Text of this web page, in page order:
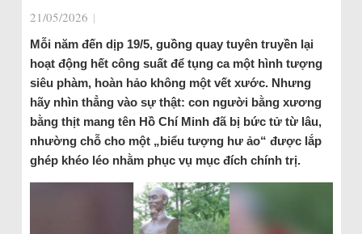
21/05/2026 |
Mỗi năm đến dịp 19/5, guồng quay tuyên truyền lại
hoạt động hết công suất để tụng ca một hình tượng
siêu phàm, hoàn hảo không một vết xước. Nhưng
hãy nhìn thẳng vào sự thật: con người bằng xương
bằng thịt mang tên Hồ Chí Minh đã bị bức tử từ lâu,
nhường chỗ cho một „biểu tượng hư ảo“ được lắp
ghép khéo léo nhằm phục vụ mục đích chính trị.